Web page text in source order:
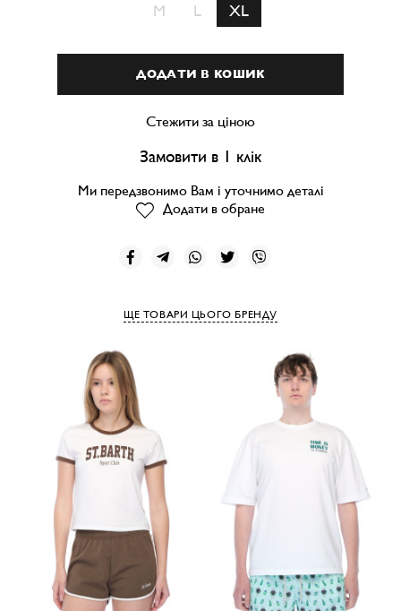
M L XL
ДОДАТИ В КОШИК
Стежити за ціною
Замовити в 1 клік
Ми передзвонимо Вам і уточнимо деталі
Додати в обране
ЩЕ ТОВАРИ ЦЬОГО БРЕНДУ